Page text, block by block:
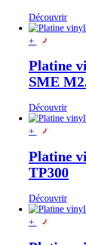
Découvrir
+
Platine
SME
Découvrir
+
Platine
TP300
Découvrir
+